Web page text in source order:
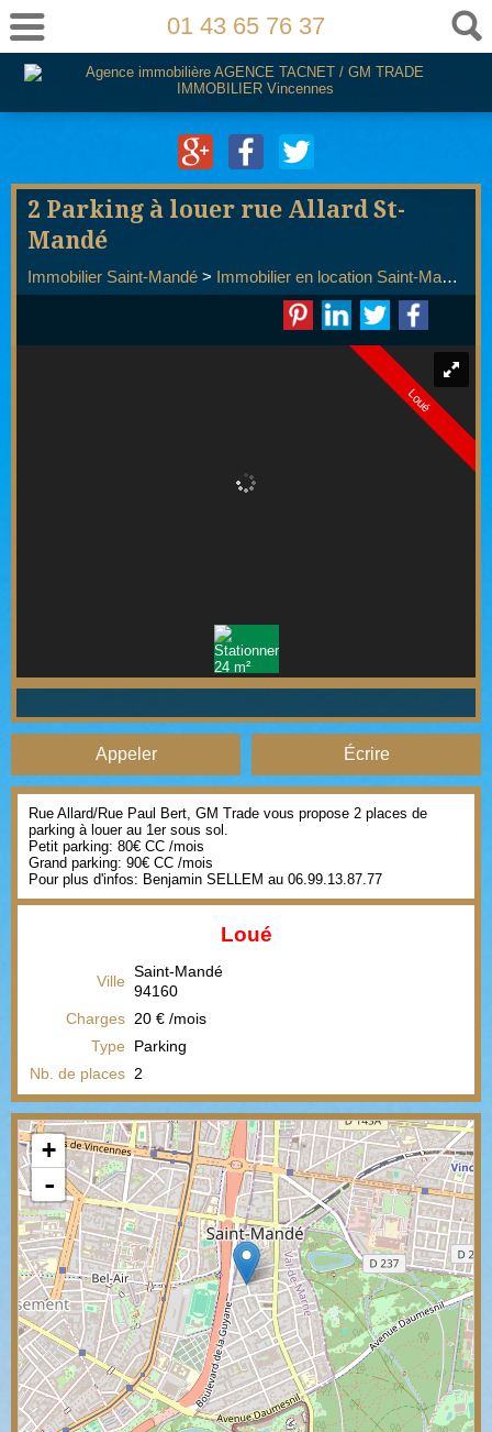
01 43 65 76 37
2 Parking à louer rue Allard St-
Mandé
Immobilier Saint-Mandé > Immobilier en location Saint-Mandé
Loué
Appeler Écrire
Rue Allard/Rue Paul Bert, GM Trade vous propose 2 places de
parking à louer au 1er sous sol.
Petit parking: 80€ CC /mois
Grand parking: 90€ CC /mois
Pour plus d'infos: Benjamin SELLEM au 06.99.13.87.77
Loué
Ville
Saint-Mandé
94160
Charges 20 € /mois
Type
Parking
Nb. de places 2
+
-